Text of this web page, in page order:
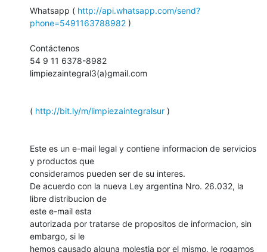
Whatsapp ( http://api.whatsapp.com/send?
phone=5491163788982 )
Contáctenos
54 9 11 6378-8982
limpiezaintegral3(a)gmail.com
( http://bit.ly/m/limpiezaintegralsur )
Este es un e-mail legal y contiene informacion de servicios
y productos que
consideramos pueden ser de su interes.
De acuerdo con la nueva Ley argentina Nro. 26.032, la
libre distribucion de
este e-mail esta
autorizada por tratarse de propositos de informacion, sin
embargo, si le
hemos causado alguna molestia por el mismo, le rogamos